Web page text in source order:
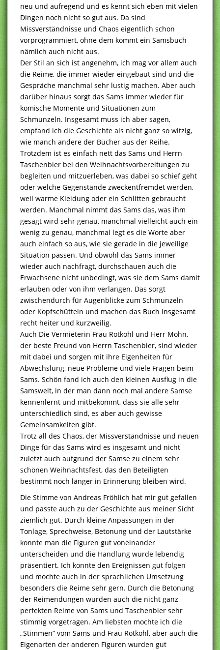
neu und aufregend und es kennt sich eben mit vielen
Dingen noch nicht so gut aus. Da sind
Missverständnisse und Chaos eigentlich schon
vorprogrammiert, ohne dem kommt ein Samsbuch
nämlich auch nicht aus.
Der Stil an sich ist angenehm, ich mag vor allem auch
die Reime, die immer wieder eingebaut sind und die
Gespräche manchmal sehr lustig machen. Aber auch
darüber hinaus sorgt das Sams immer wieder für
komische Momente und Situationen zum
Schmunzeln. Insgesamt muss ich aber sagen,
empfand ich die Geschichte als nicht ganz so witzig,
wie manch andere der Bücher aus der Reihe.
Trotzdem ist es einfach nett das Sams und Herrn
Taschenbier bei den Weihnachtsvorbereitungen zu
begleiten und mitzuerleben, was dabei so schief geht
oder welche Gegenstände zweckentfremdet werden,
weil warme Kleidung oder ein Schlitten gebraucht
werden. Manchmal nimmt das Sams das, was ihm
gesagt wird sehr genau, manchmal vielleicht auch ein
wenig zu genau, manchmal legt es die Worte aber
auch einfach so aus, wie sie gerade in die jeweilige
Situation passen. Und obwohl das Sams immer
wieder auch nachfragt, durchschauen auch die
Erwachsene nicht unbedingt, was sie dem Sams damit
erlauben oder von ihm verlangen. Das sorgt
zwischendurch für Augenblicke zum Schmunzeln
oder Kopfschütteln und machen das Buch insgesamt
recht heiter und kurzweilig.
Auch Die Vermieterin Frau Rotkohl und Herr Mohn,
der beste Freund von Herrn Taschenbier, sind wieder
mit dabei und sorgen mit ihre Eigenheiten für
Abwechslung, neue Probleme und viele Fragen beim
Sams. Schön fand ich auch den kleinen Ausflug in die
Samswelt, in der man dann noch mal andere Samse
kennenlernt und mitbekommt, dass sie alle sehr
unterschiedlich sind, es aber auch gewisse
Gemeinsamkeiten gibt.
Trotz all des Chaos, der Missverständnisse und neuen
Dinge für das Sams wird es insgesamt und nicht
zuletzt auch aufgrund der Samse zu einem sehr
schönen Weihnachtsfest, das den Beteiligten
bestimmt noch länger in Erinnerung bleiben wird.
Die Stimme von Andreas Fröhlich hat mir gut gefallen
und passte auch zu der Geschichte aus meiner Sicht
ziemlich gut. Durch kleine Anpassungen in der
Tonlage, Sprechweise, Betonung und der Lautstärke
konnte man die Figuren gut voneinander
unterscheiden und die Handlung wurde lebendig
präsentiert. Ich konnte den Ereignissen gut folgen
und mochte auch in der sprachlichen Umsetzung
besonders die Reime sehr gern. Durch die Betonung
der Reimendungen wurden auch die nicht ganz
perfekten Reime von Sams und Taschenbier sehr
stimmig vorgetragen. Am liebsten mochte ich die
„Stimmen“ vom Sams und Frau Rotkohl, aber auch die
Eigenarten der anderen Figuren wurden gut